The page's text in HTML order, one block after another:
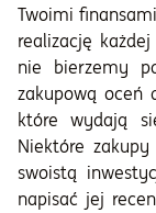
Twoimi
realizację
nie bierzemy
zakupową oceń
które wydają
Niektóre
swoistą
napisać jej